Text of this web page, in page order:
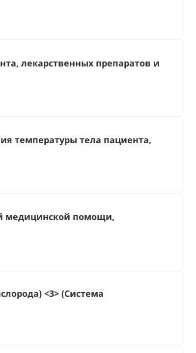
лекарственных препаратов и
температуры тела пациента,
медицинской помощи,
<3> (Система